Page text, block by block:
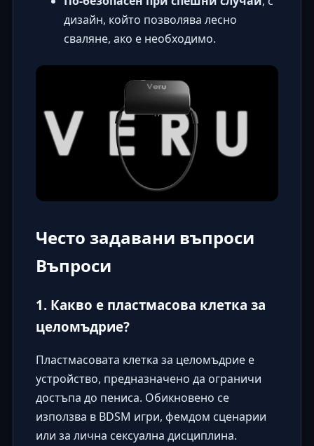
дизайн, който позволява лесно
сваляне, ако е необходимо.
Често задавани въпроси
Въпроси
1. Какво е пластмасова клетка за
целомъдрие?
Пластмасовата клетка за целомъдрие е
устройство, предназначено да ограничи
достъпа до пениса. Обикновено се
използва в BDSM игри, фемдом сценарии
или за лична сексуална дисциплина.